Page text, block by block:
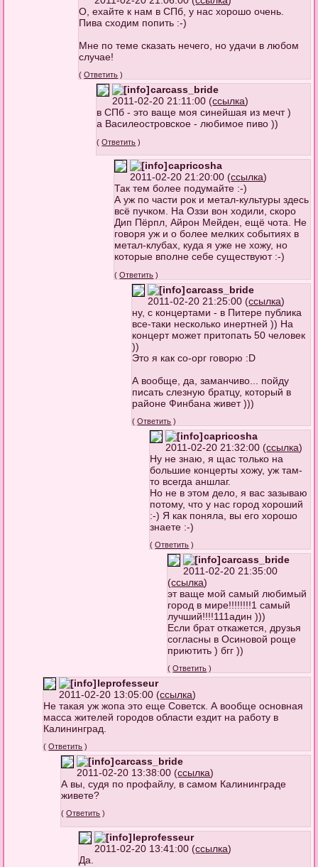
О, ехайте к нам в СПб, у нас хорошо очень.
Пива сходим попить :-)
Мне по теме сказать нечего, но удачи в любом
случае!
(Ответить )
carcass_bride
2011-02-20 21:11:00 (ссылка)
в СПб - это ваще моя синейшая из мечт )
а Василеостровское - любимое пиво ))
(Ответить )
capricosha
2011-02-20 21:20:00 (ссылка)
Так тем более подумайте :-)
А уж по части рок и метал-культуры здесь
всё пучком. На Оззи вон ходили, скоро
Дип Пёрпл, Айрон Мейден, ещё чота. Не
говоря уж и о более мелких событиях в
метал-клубах, куда я уже не хожу, но
которые вполне себе существуют :-)
(Ответить )
carcass_bride
2011-02-20 21:25:00 (ссылка)
ну, с концертами - в Питере публика
все-таки несколько инертней )) На
концерт может притопать 50 человек
))
Это я как со-орг говорю :D
А вообще, да, заманчиво... пойду
писать слезную братцу, который в
районе Финбана живет )))
(Ответить )
capricosha
2011-02-20 21:32:00 (ссылка)
Ну не знаю, я щас только на
большие концерты хожу, уж там-
то всегда аншлаг.
Но не в этом дело, я вас зазываю
потому, что у нас город хороший
:-) Я как поняла, вы его хорошо
знаете :-)
(Ответить )
carcass_bride
2011-02-20 21:35:00
(ссылка)
эт ваще мой самый любимый
город в мире!!!!!!!!1 самый
лучший!!!!111адин )))
Если брат откажется, друзья
согласны в Осиновой роще
приютить ) бгг ))
(Ответить )
leprofesseur
2011-02-20 13:05:00 (ссылка)
Не такая уж жопа это еще Советск. А вообще основная
масса жителей городов области ездит на работу в
Калининград.
(Ответить )
carcass_bride
2011-02-20 13:38:00 (ссылка)
А вы, судя по профайлу, в самом Калининграде
живете?
(Ответить )
leprofesseur
2011-02-20 13:41:00 (ссылка)
Да.